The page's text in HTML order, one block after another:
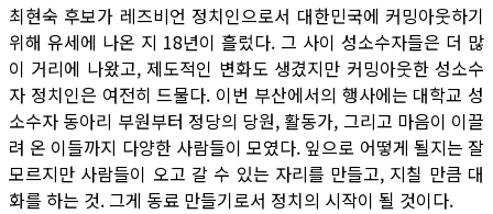
최현숙 후보가 레즈비언 정치인으로서 대한민국에 커밍아웃하기
위해 유세에 나온 지 18년이 흘렀다. 그 사이 성소수자들은 더 많
이 거리에 나왔고, 제도적인 변화도 생겼지만 커밍아웃한 성소수
자 정치인은 여전히 드물다. 이번 부산에서의 행사에는 대학교 성
소수자 동아리 부원부터 정당의 당원, 활동가, 그리고 마음이 이끌
려 온 이들까지 다양한 사람들이 모였다. 잎으로 어떻게 될지는 잘
모르지만 사람들이 오고 갈 수 있는 자리를 만들고, 지칠 만큼 대
화를 하는 것. 그게 동료 만들기로서 정치의 시작이 될 것이다.